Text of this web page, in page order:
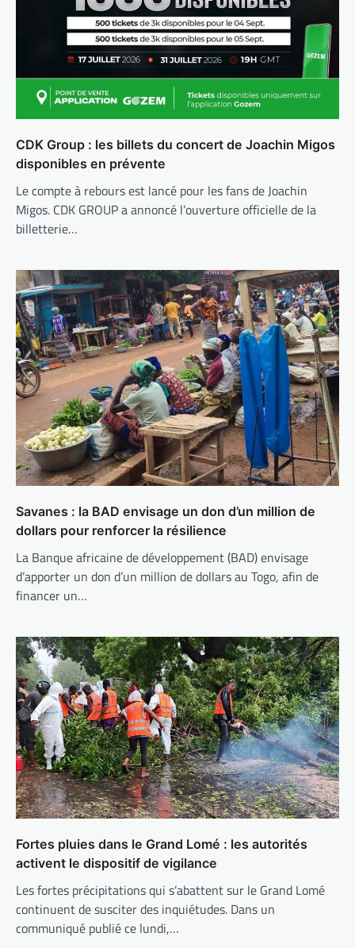
CDK Group : les billets du concert de Joachin Migos
disponibles en prévente
Le compte à rebours est lancé pour les fans de Joachin
Migos. CDK GROUP a annoncé l’ouverture officielle de la
billetterie…
Savanes : la BAD envisage un don d’un million de
dollars pour renforcer la résilience
La Banque africaine de développement (BAD) envisage
d’apporter un don d’un million de dollars au Togo, afin de
financer un…
Fortes pluies dans le Grand Lomé : les autorités
activent le dispositif de vigilance
Les fortes précipitations qui s’abattent sur le Grand Lomé
continuent de susciter des inquiétudes. Dans un
communiqué publié ce lundi,…